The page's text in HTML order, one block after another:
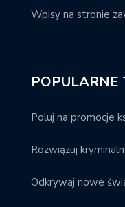
Wpisy na stronie
POPULARNE
Poluj na promocje
Rozwiązuj
Odkrywaj nowe